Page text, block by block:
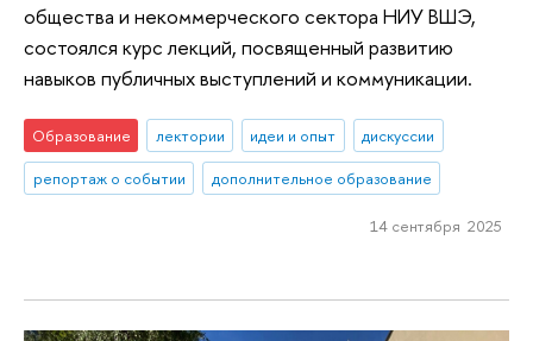
общества и некоммерческого сектора НИУ ВШЭ,
состоялся курс лекций, посвященный развитию
навыков публичных выступлений и коммуникации.
Образование лектории идеи и опыт
дискуссии
репортаж о событии
дополнительное образование
14 сентября 2025